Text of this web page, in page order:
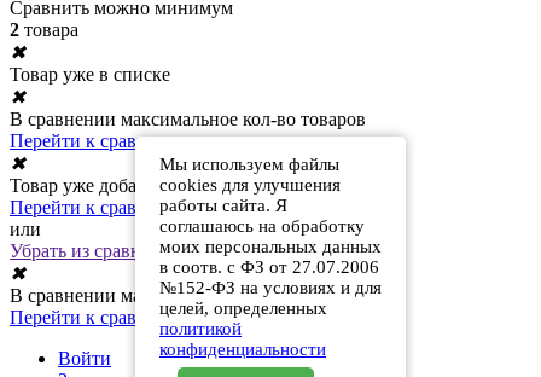
Мы используем файлы
cookies для улучшения
работы сайта. Я
соглашаюсь на обработку
моих персональных данных
в соотв. с ФЗ от 27.07.2006
№152-ФЗ на условиях и для
целей, определенных
политикой
конфиденциальности
Сравнить можно минимум
2 товара
✖
Товар уже в списке
✖
В сравнении максимальное кол-во товаров
Перейти к сравнению
✖
Товар уже добавлен в сравнение
Перейти к сравнению
или
Убрать из сравнения
✖
В сравнении максимальное кол-во товаров
Перейти к сравнению
Войти